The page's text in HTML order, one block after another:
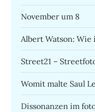
November um 8
Albert Watson:
Street21 –
Womit malte Saul
Dissonanzen im